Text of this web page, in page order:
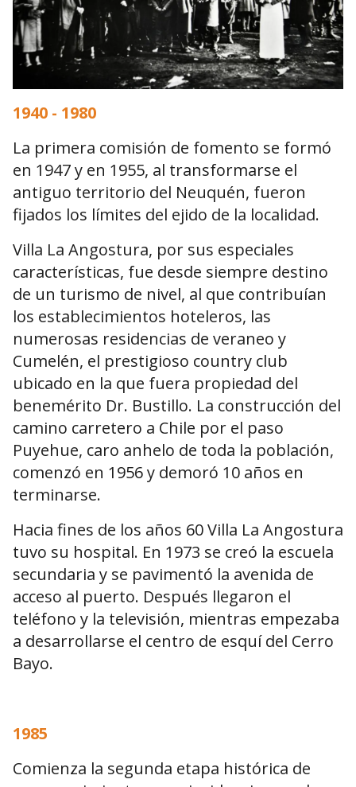
1940 - 1980
La primera comisión de fomento se formó
en 1947 y en 1955, al transformarse el
antiguo territorio del Neuquén, fueron
fijados los límites del ejido de la localidad.
Villa La Angostura, por sus especiales
características, fue desde siempre destino
de un turismo de nivel, al que contribuían
los establecimientos hoteleros, las
numerosas residencias de veraneo y
Cumelén, el prestigioso country club
ubicado en la que fuera propiedad del
benemérito Dr. Bustillo. La construcción del
camino carretero a Chile por el paso
Puyehue, caro anhelo de toda la población,
comenzó en 1956 y demoró 10 años en
terminarse.
Hacia fines de los años 60 Villa La Angostura
tuvo su hospital. En 1973 se creó la escuela
secundaria y se pavimentó la avenida de
acceso al puerto. Después llegaron el
teléfono y la televisión, mientras empezaba
a desarrollarse el centro de esquí del Cerro
Bayo.
1985
Comienza la segunda etapa histórica de